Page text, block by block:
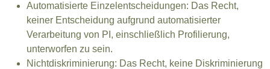
Automatisierte Einzelentscheidungen: Das Recht,
keiner Entscheidung aufgrund automatisierter
Verarbeitung von PI, einschließlich Profilierung,
unterworfen zu sein.
Nichtdiskriminierung: Das Recht, keine Diskriminierung